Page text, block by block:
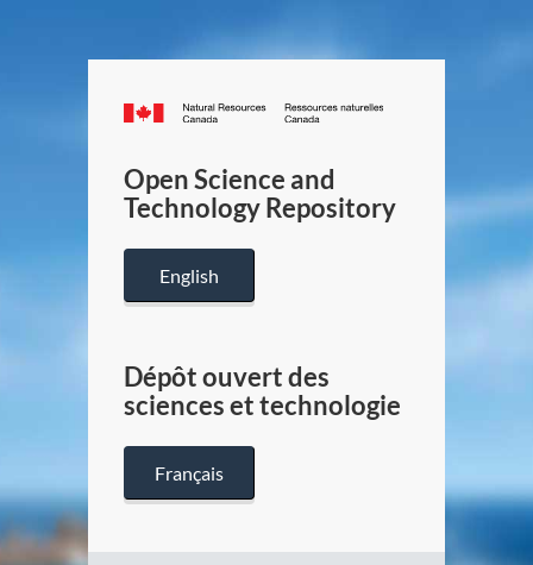
Canada.ca
/
Canada
Open Science and
Technology Repository
English
Dépôt ouvert des
sciences et technologie
Français